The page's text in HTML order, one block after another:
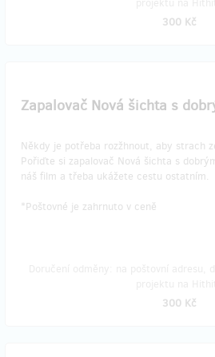
300 Kč
Zapalovač Nová šichta s
Někdy je potřeba rozžhnout, aby strach
Pořiďte si zapalovač Nová šichta s
náš film a třeba ukážete cestu ostatním.
​*Poštovné je zahrnuto v ceně
300 Kč